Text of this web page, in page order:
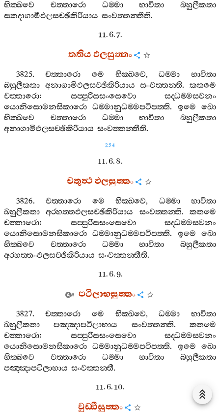
භික‍්ඛවෙ
චත‍්තාරො ධම‍්මා භාවිතා
බහුලීකතා
සකදාගාමීඵලසච‍්ඡිකිරියාය සංවත‍්තන‍්තීති.
11. 6. 7.
තතියඵලසුත‍්තං
3825.චත‍්තාරො මෙ භික‍්ඛවෙ,ධම‍්මා
භාවිතා
බහුලීකතා අනාගාමිඵලසච‍්ඡිකිරියාය සංවත‍්තන‍්ති.කතමෙ
චත‍්තාරො: සප‍්පුරිසසංසෙවො
සද‍්ධම‍්මසවනං
යොනිසොමනසිකාරො ධම‍්මානුධම‍්මපටිපත‍්ති. ඉමෙ
ඛො
භික‍්ඛවෙ
චත‍්තාරො ධම‍්මා භාවිතා
බහුලීකතා
අනාගාමිඵලසච‍්ඡිකිරියාය සංවත‍්තන‍්තීති.
254
11. 6. 8.
චතුත්‍ථඵලසුත‍්තං
3826.චත‍්තාරො මෙ භික‍්ඛවෙ, ධම‍්මා
භාවිතා
බහුලීකතා
අරහත‍්තඵලසච‍්ඡිකිරියාය සංවත‍්තන‍්ති.කතමෙ
චත‍්තාරො: සප‍්පුරිසසංසෙවො
සද‍්ධම‍්මසවනං
යොනිසොමනසිකාරො ධම‍්මානුධම‍්මපටිපත‍්ති. ඉමෙ
ඛො
භික‍්ඛවෙ
චත‍්තාරො ධම‍්මා භාවිතා
බහුලීකතා
අරහත‍්තංඵලසච‍්ඡිකිරියාය සංවත‍්තන‍්තීති.
11. 6. 9.
පටිලාභසුත‍්තං
3827.චත‍්තාරො මෙ භික‍්ඛවෙ,ධම‍්මා
භාවිතා
බහුලීකතා
පඤ‍්ඤාපටිලාභාය සංවත‍්තන‍්ති.කතමෙ
චත‍්තාරො: සප‍්පුරිසසංසෙවො
සද‍්ධම‍්මසවනං
යොනිසොමනසිකාරො ධම‍්මානුධම‍්මපටිපත‍්ති. ඉමෙ
ඛො
භික‍්ඛවෙ
චත‍්තාරො ධම‍්මා භාවිතා
බහුලීකතා
පඤ‍්ඤාපටිලාභාය සංවත‍්තන‍්තී.
11. 6. 10.
වුඩ‍්ඪිසුත‍්තං